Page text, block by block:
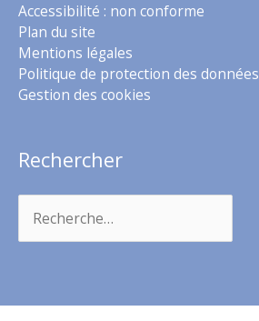
Accessibilité : non conforme
Plan du site
Mentions légales
Politique de protection des données
Gestion des cookies
Rechercher